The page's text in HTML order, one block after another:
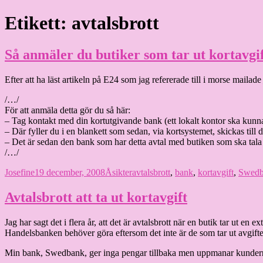
Hoppa
till
Granding.nu
Etikett: avtalsbrott
Så anmäler du butiker som tar ut
Efter att ha läst artikeln på E24 som jag refererade till i morse
/…/
För att anmäla detta gör du så här:
– Tag kontakt med din kortutgivande bank (ett lokalt kontor ska
– Där fyller du i en blankett som sedan, via kortsystemet, skickas till
– Det är sedan den bank som har detta avtal med butiken som ska
/…/
Författare
JosefinePublicerat
19 december, 2008Kategorier
ÅsikterEtiketter
avtalsbrott, bank, kortavgift,
Avtalsbrott att ta ut kortavgift
Jag har sagt det i flera år, att det är avtalsbrott när en butik tar ut en
Handelsbanken behöver göra eftersom det inte är de som tar ut
Min bank, Swedbank, ger inga pengar tillbaka men uppmanar